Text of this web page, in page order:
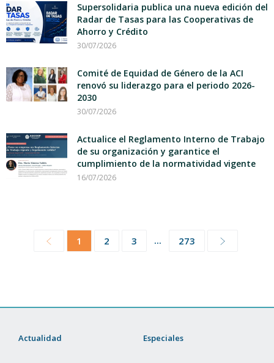
Supersolidaria publica una nueva edición del
Radar de Tasas para las Cooperativas de
Ahorro y Crédito
30/07/2026
Comité de Equidad de Género de la ACI
renovó su liderazgo para el periodo 2026-
2030
30/07/2026
Actualice el Reglamento Interno de Trabajo
de su organización y garantice el
cumplimiento de la normatividad vigente
16/07/2026
1 2 3 ... 273
Actualidad Especiales